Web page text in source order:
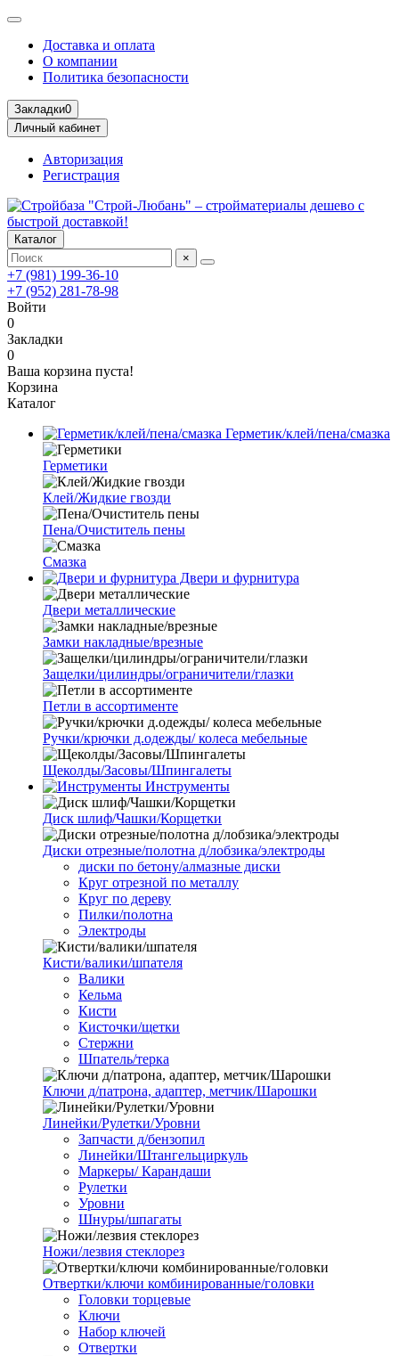
Доставка и оплата
О компании
Политика безопасности
Закладки0
Личный кабинет
Авторизация
Регистрация
Каталог
×
+7 (981) 199-36-10
+7 (952) 281-78-98
Войти
0
Закладки
0
Ваша корзина пуста!
Корзина
Каталог
Герметик/клей/пена/смазка
Герметики
Клей/Жидкие гвозди
Пена/Очиститель пены
Смазка
Двери и фурнитура
Двери металлические
Замки накладные/врезные
Защелки/цилиндры/ограничители/глазки
Петли в ассортименте
Ручки/крючки д.одежды/ колеса мебельные
Щеколды/Засовы/Шпингалеты
Инструменты
Диск шлиф/Чашки/Корщетки
Диски отрезные/полотна д/лобзика/электроды
диски по бетону/алмазные диски
Круг отрезной по металлу
Круг по дереву
Пилки/полотна
Электроды
Кисти/валики/шпателя
Валики
Кельма
Кисти
Кисточки/щетки
Стержни
Шпатель/терка
Ключи д/патрона, адаптер, метчик/Шарошки
Линейки/Рулетки/Уровни
Запчасти д/бензопил
Линейки/Штангельциркуль
Маркеры/ Карандаши
Рулетки
Уровни
Шнуры/шпагаты
Ножи/лезвия стеклорез
Отвертки/ключи комбинированные/головки
Головки торцевые
Ключи
Набор ключей
Отвертки